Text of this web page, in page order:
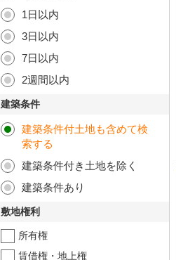
1日以内
3日以内
7日以内
2週間以内
建築条件
建築条件付土地も含めて検
索する
建築条件付き土地を除く
建築条件あり
敷地権利
所有権
賃借権・地上権